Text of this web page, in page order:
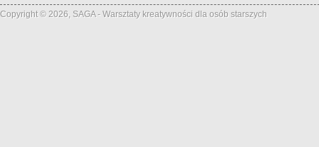
Copyright © 2026, SAGA - Warsztaty kreatywności dla osób starszych